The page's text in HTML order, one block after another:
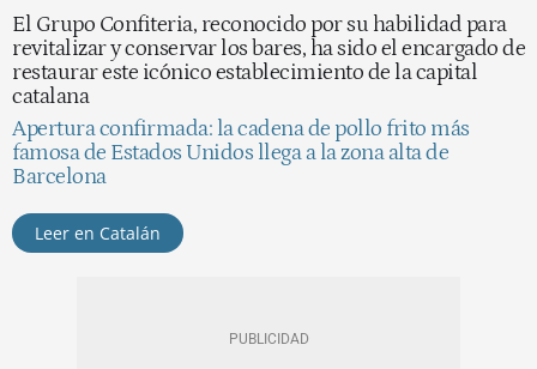
El Grupo Confiteria, reconocido por su habilidad para
revitalizar y conservar los bares, ha sido el encargado de
restaurar este icónico establecimiento de la capital
catalana
Apertura confirmada: la cadena de pollo frito más
famosa de Estados Unidos llega a la zona alta de
Barcelona
Leer en Catalán